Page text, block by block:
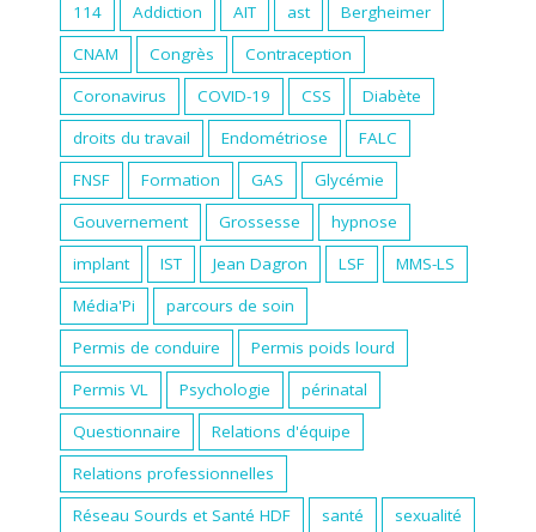
114 Addiction AIT ast
Bergheimer
CNAM
Congrès
Contraception
Coronavirus
COVID-19 CSS
Diabète
droits du travail
Endométriose
FALC
FNSF
Formation GAS
Glycémie
Gouvernement
Grossesse
hypnose
implant
IST Jean Dagron LSF
MMS-LS
Média'Pi
parcours de soin
Permis de conduire
Permis poids lourd
Permis VL
Psychologie
périnatal
Questionnaire
Relations d'équipe
Relations professionnelles
Réseau Sourds et Santé HDF
santé
sexualité